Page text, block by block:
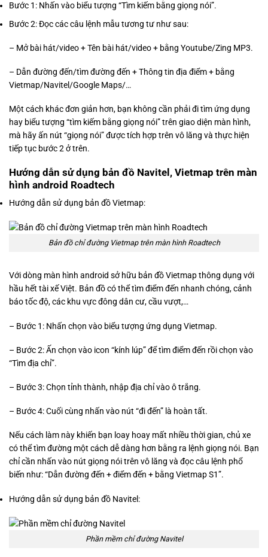
Bước 1: Nhấn vào biểu tượng “Tìm kiếm bằng giọng nói”.
Bước 2: Đọc các câu lệnh mẫu tương tư như sau:
– Mở bài hát/video + Tên bài hát/video + bằng Youtube/Zing MP3.
– Dẫn đường đến/tìm đường đến + Thông tin địa điểm + bằng
Vietmap/Navitel/Google Maps/…
Một cách khác đơn giản hơn, bạn không cần phải đi tìm ứng dụng
hay biểu tượng “tìm kiếm bằng giọng nói” trên giao diện màn hình,
mà hãy ấn nút “giọng nói” được tích hợp trên vô lăng và thực hiện
tiếp tục bước 2 ở trên.
Hướng dẫn sử dụng bản đồ Navitel, Vietmap trên màn
hình android Roadtech
Hướng dẫn sử dụng bản đồ Vietmap:
Bản đồ chỉ đường Vietmap trên màn hình Roadtech
Với dòng màn hình android sở hữu bản đồ Vietmap thông dụng với
hầu hết tài xế Việt. Bản đồ có thể tìm điểm đến nhanh chóng, cảnh
báo tốc độ, các khu vực đông dân cư, cầu vượt,…
– Bước 1: Nhấn chọn vào biểu tượng ứng dụng Vietmap.
– Bước 2: Ấn chọn vào icon “kính lúp” để tìm điểm đến rồi chọn vào
“Tìm địa chỉ”.
– Bước 3: Chọn tỉnh thành, nhập địa chỉ vào ô trắng.
– Bước 4: Cuối cùng nhấn vào nút “đi đến” là hoàn tất.
Nếu cách làm này khiến bạn loay hoay mất nhiều thời gian, chủ xe
có thể tìm đường một cách dễ dàng hơn bằng ra lệnh giọng nói. Bạn
chỉ cần nhấn vào nút giọng nói trên vô lăng và đọc câu lệnh phổ
biến như: “Dẫn đường đến + điểm đến + bằng Vietmap S1”.
Hướng dẫn sử dụng bản đồ Navitel:
Phần mềm chỉ đường Navitel